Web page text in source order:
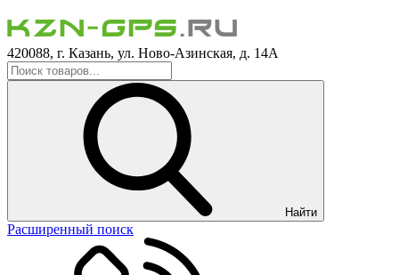
420088, г. Казань, ул. Ново-Азинская, д. 14А
Найти
Расширенный поиск